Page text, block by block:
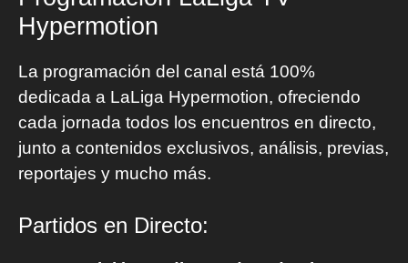
Hypermotion
La programación del canal está 100%
dedicada a LaLiga Hypermotion, ofreciendo
cada jornada todos los encuentros en directo,
junto a contenidos exclusivos, análisis, previas,
reportajes y mucho más.
Partidos en Directo: